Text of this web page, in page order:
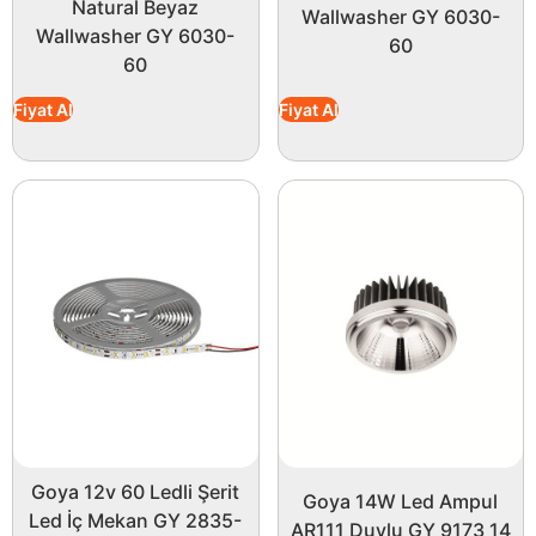
Natural Beyaz
Wallwasher GY 6030-
60
Fiyat Al
Wallwasher GY 6030-
60
Fiyat Al
Goya 12v 60 Ledli Şerit
Led İç Mekan GY 2835-
Goya 14W Led Ampul
AR111 Duylu GY 9173 14